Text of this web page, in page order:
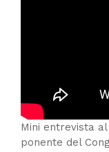
Mini entrevista
ponente del